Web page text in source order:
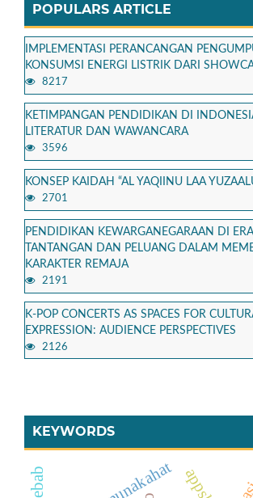
POPULARS ARTICLE
IMPLEMENTASI PERANCANGAN
KONSUMSI ENERGI LISTRIK DARI
8217
KETIMPANGAN PENDIDIKAN DI
LITERATUR DAN WAWANCARA
3596
KONSEP KAIDAH “AL YAQIINU LAA
2701
PENDIDIKAN KEWARGANEGARAAN DI
TANTANGAN DAN PELUANG DALAM
KARAKTER REMAJA
2191
K-POP CONCERTS AS SPACES FOR
EXPRESSION: AUDIENCE PERSPECTIVES
2126
KEYWORDS